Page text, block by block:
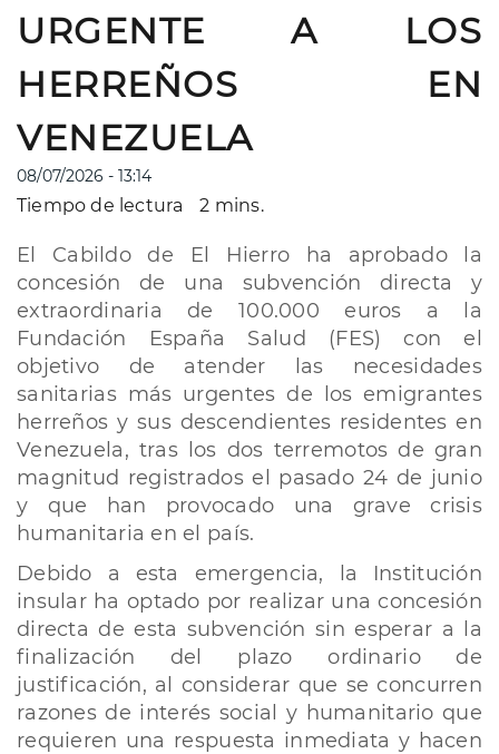
URGENTE A LOS
HERREÑOS EN
VENEZUELA
08/07/2026 - 13:14
Tiempo de lectura 2 mins.
El Cabildo de El Hierro ha aprobado la
concesión de una subvención directa y
extraordinaria de 100.000 euros a la
Fundación España Salud (FES) con el
objetivo de atender las necesidades
sanitarias más urgentes de los emigrantes
herreños y sus descendientes residentes en
Venezuela, tras los dos terremotos de gran
magnitud registrados el pasado 24 de junio
y que han provocado una grave crisis
humanitaria en el país.
Debido a esta emergencia, la Institución
insular ha optado por realizar una concesión
directa de esta subvención sin esperar a la
finalización del plazo ordinario de
justificación, al considerar que se concurren
razones de interés social y humanitario que
requieren una respuesta inmediata y hacen